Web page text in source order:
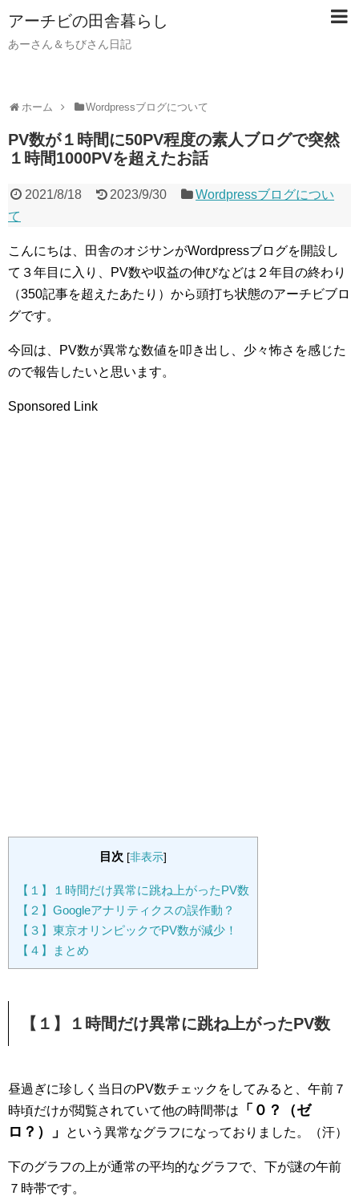
アーチビの田舎暮らし
あーさん＆ちびさん日記
ホーム Wordpressブログについて
PV数が１時間に50PV程度の素人ブログで突然
１時間1000PVを超えたお話
2021/8/18 2023/9/30
Wordpressブログについ
て
こんにちは、田舎のオジサンがWordpressブログを開設し
て３年目に入り、PV数や収益の伸びなどは２年目の終わり
（350記事を超えたあたり）から頭打ち状態のアーチビブロ
グです。
今回は、PV数が異常な数値を叩き出し、少々怖さを感じた
ので報告したいと思います。
Sponsored Link
目次 [非表示]
【１】１時間だけ異常に跳ね上がったPV数
【２】Googleアナリティクスの誤作動？
【３】東京オリンピックでPV数が減少！
【４】まとめ
【１】１時間だけ異常に跳ね上がったPV数
昼過ぎに珍しく当日のPV数チェックをしてみると、午前７
時頃だけが閲覧されていて他の時間帯は
「０？（ゼ
ロ？）」
という異常なグラフになっておりました。（汗）
下のグラフの上が通常の平均的なグラフで、下が謎の午前
７時帯です。